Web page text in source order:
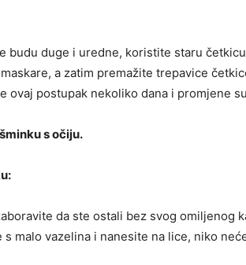
budu duge i uredne, koristite staru
a zatim premažite trepavice
ovaj postupak nekoliko dana i promjene
s očiju.
da ste ostali bez svog omiljenog
malo vazelina i nanesite na lice, niko